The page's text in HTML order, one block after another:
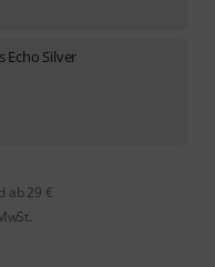
Echo Silver
ab 29 €